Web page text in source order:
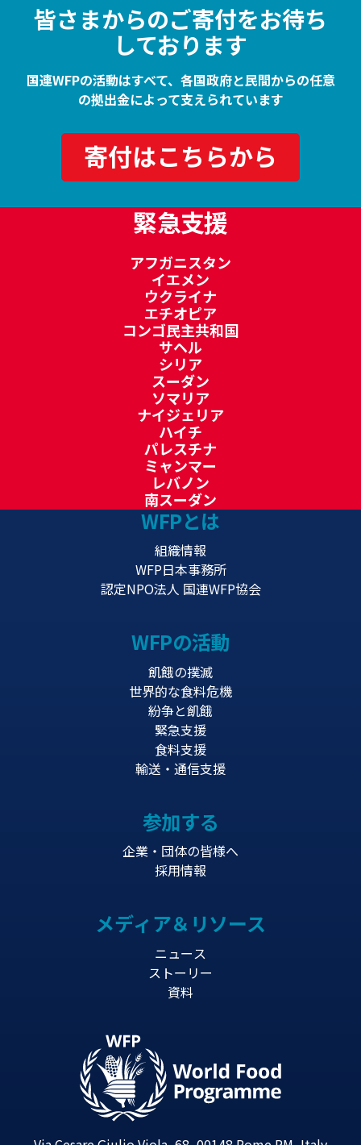
皆さまからのご寄付をお待ち
しております
国連WFPの活動はすべて、各国政府と民間からの任意
の拠出金によって支えられています
寄付はこちらから
緊急支援
アフガニスタン
イエメン
ウクライナ
エチオピア
コンゴ民主共和国
サヘル
シリア
スーダン
ソマリア
ナイジェリア
ハイチ
パレスチナ
ミャンマー
レバノン
南スーダン
WFPとは
組織情報
WFP日本事務所
認定NPO法人 国連WFP協会
WFPの活動
飢餓の撲滅
世界的な食料危機
紛争と飢餓
緊急支援
食料支援
輸送・通信支援
参加する
企業・団体の皆様へ
採用情報
メディア＆リソース
ニュース
ストーリー
資料